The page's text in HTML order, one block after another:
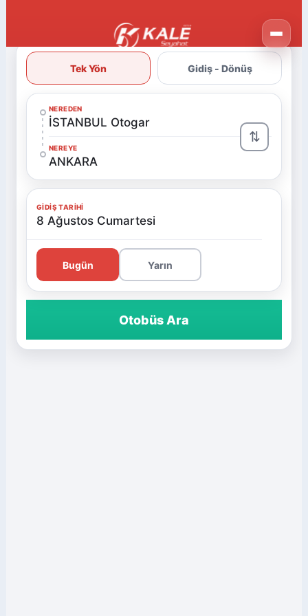
Tek Yön Gidiş - Dönüş
NEREDEN
İSTANBUL Otogar
NEREYE
ANKARA
⇅
GIDIŞ TARIHI
8 Ağustos Cumartesi
Bugün Yarın
Otobüs Ara